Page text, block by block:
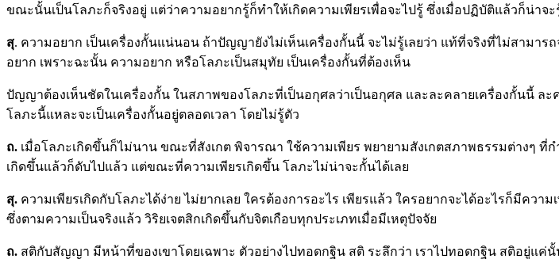
ขณะนั้นเป็นโลภะก็จริงอยู่ แต่ว่าความอยากรู้ก็ทำให้เกิดความเพียรเพื่อจะไปรู้ ซึ่งเมื่อปฏิบัติแล้วก็น่าจ
สุ. ความอยาก เป็นเครื่องกั้นแน่นอน ถ้าปัญญายังไม่เห็นเครื่องกั้นนี้ จะไม่รู้เลยว่า แท้ที่จริงที่ไม่สามา
อยาก เพราะฉะนั้น ความอยาก หรือโลภะเป็นสมุทัย เป็นเครื่องกั้นที่ต้องเห็น
ปัญญาต้องเห็นชัดในเครื่องกั้น ในสภาพของโลภะที่เป็นอกุศลว่าเป็นอกุศล และละคลายเครื่องกั้นนี้
โลภะนี้แหละจะเป็นเครื่องกั้นอยู่ตลอดเวลา โดยไม่รู้ตัว
ถ. เมื่อโลภะเกิดขึ้นก็ไม่นาน ขณะที่สังเกต พิจารณา ใช้ความเพียร พยายามสังเกตสภาพธรรมต่างๆ ที่
เกิดขึ้นแล้วก็ดับไปแล้ว แต่ขณะที่ความเพียรเกิดขึ้น โลภะไม่น่าจะกั้นได้เลย
สุ. ความเพียรเกิดกับโลภะได้ง่าย ไม่ยากเลย ใครต้องการอะไร เพียรแล้ว ใครอยากจะได้อะไรก็มีค
ซึ่งตามความเป็นจริงแล้ว วิริยเจตสิกเกิดขึ้นกับจิตเกือบทุกประเภทเมื่อมีเหตุปัจจัย
ถ. สติกับสัญญา มีหน้าที่ของเขาโดยเฉพาะ ตัวอย่างไปทอดกฐิน สติ ระลึกว่า เราไปทอดกฐิน สติอยู่แ